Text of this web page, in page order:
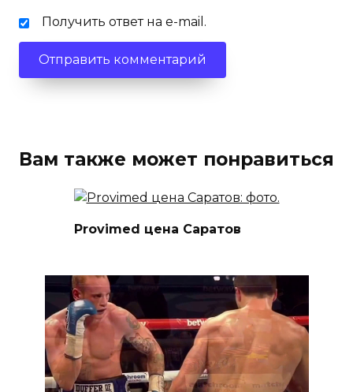
Получить ответ на e-mail.
Вам также может понравиться
Provimed цена Саратов